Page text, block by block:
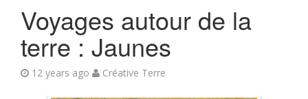
Voyages autour de la
terre : Jaunes
12 years ago Créative Terre